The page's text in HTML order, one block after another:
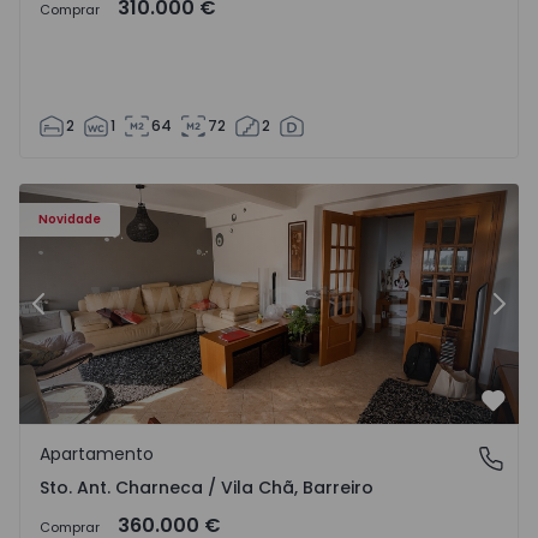
Comprar 310.000 €
2 1 64 72 2
Novidade
- 1573477 - 14
Apartamento T3 Barreiro, Sto. Ant. Charneca / Vila Chã -
Anterior
Sto. Ant. Charneca / Vila Chã, Barreiro
Apartamento
Sto. Ant. Charneca / Vila Chã, Barreiro
Comprar 360.000 €